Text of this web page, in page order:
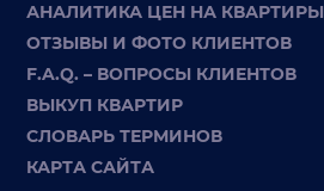
АНАЛИТИКА ЦЕН НА КВАРТИРЫ
ОТЗЫВЫ И ФОТО КЛИЕНТОВ
F.A.Q. – ВОПРОСЫ КЛИЕНТОВ
ВЫКУП КВАРТИР
СЛОВАРЬ ТЕРМИНОВ
КАРТА САЙТА